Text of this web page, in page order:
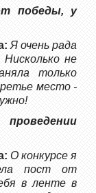
победы, у
Я очень рада
не
только
место -
О конкурсе я
пост от
в ленте в